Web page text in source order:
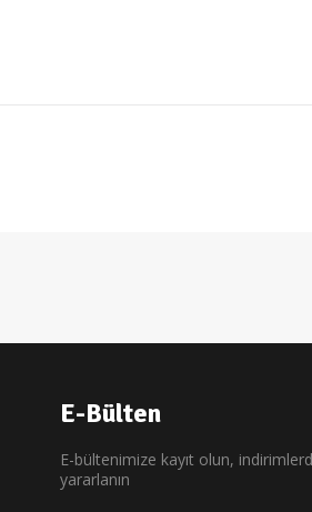
E-Bülten
E-bültenimize kayıt olun,
yararlanın